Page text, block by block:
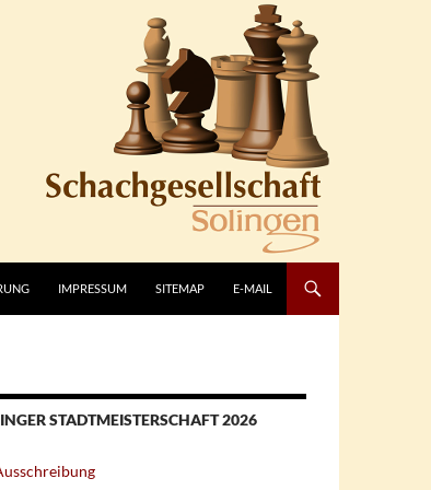
IMPRESSUM SITEMAP E-MAIL
STADTMEISTERSCHAFT 2026